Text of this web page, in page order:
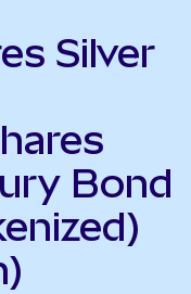
Silver
Bond